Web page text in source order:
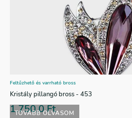
TOVÁBB OLVASOM
Feltűzhető és varrható bross
Kristály pillangó bross - 453
1.750,0Ft